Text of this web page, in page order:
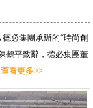
德必集團承辦的“時尚創
鶴平致辭，德必集團董
查看更多>>